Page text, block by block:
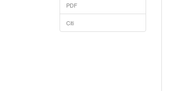
PDF
Citi